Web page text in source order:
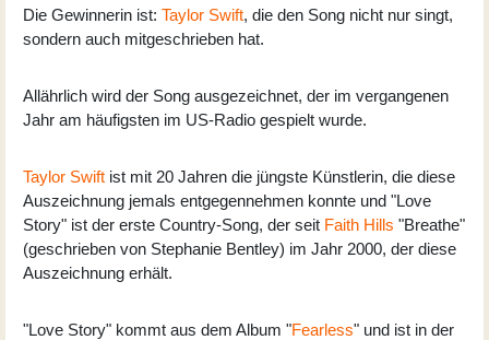
Die Gewinnerin ist: Taylor Swift, die den Song nicht nur singt,
sondern auch mitgeschrieben hat.
Allährlich wird der Song ausgezeichnet, der im vergangenen
Jahr am häufigsten im US-Radio gespielt wurde.
Taylor Swift ist mit 20 Jahren die jüngste Künstlerin, die diese
Auszeichnung jemals entgegennehmen konnte und "Love
Story" ist der erste Country-Song, der seit Faith Hills "Breathe"
(geschrieben von Stephanie Bentley) im Jahr 2000, der diese
Auszeichnung erhält.
"Love Story" kommt aus dem Album "Fearless" und ist in der